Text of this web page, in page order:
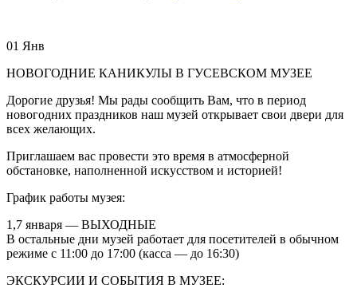
01 Янв
НОВОГОДНИЕ КАНИКУЛЫ В ГУСЕВСКОМ МУЗЕЕ
Дорогие друзья! Мы рады сообщить Вам, что в период
новогодних праздников наш музей открывает свои двери для
всех желающих.
Приглашаем вас провести это время в атмосферной
обстановке, наполненной искусством и историей!
График работы музея:
1,7 января — ВЫХОДНЫЕ
В остальные дни музей работает для посетителей в обычном
режиме с 11:00 до 17:00 (касса — до 16:30)
ЭКСКУРСИИ И СОБЫТИЯ В МУЗЕЕ: